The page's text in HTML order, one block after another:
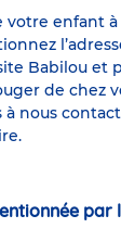
votre enfant
Babilou et
de chez
à nous
par